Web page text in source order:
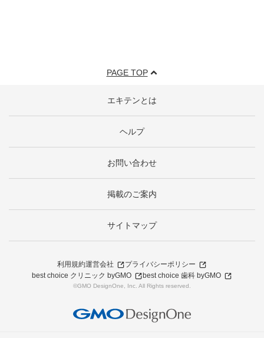
PAGE TOP
エキテンとは
ヘルプ
お問い合わせ
掲載のご案内
サイトマップ
利用規約運営会社
プライバシーポリシー
best choice クリニック byGMO
best choice 歯科 byGMO
©GMO DesignOne, Inc. All Rights reserved.